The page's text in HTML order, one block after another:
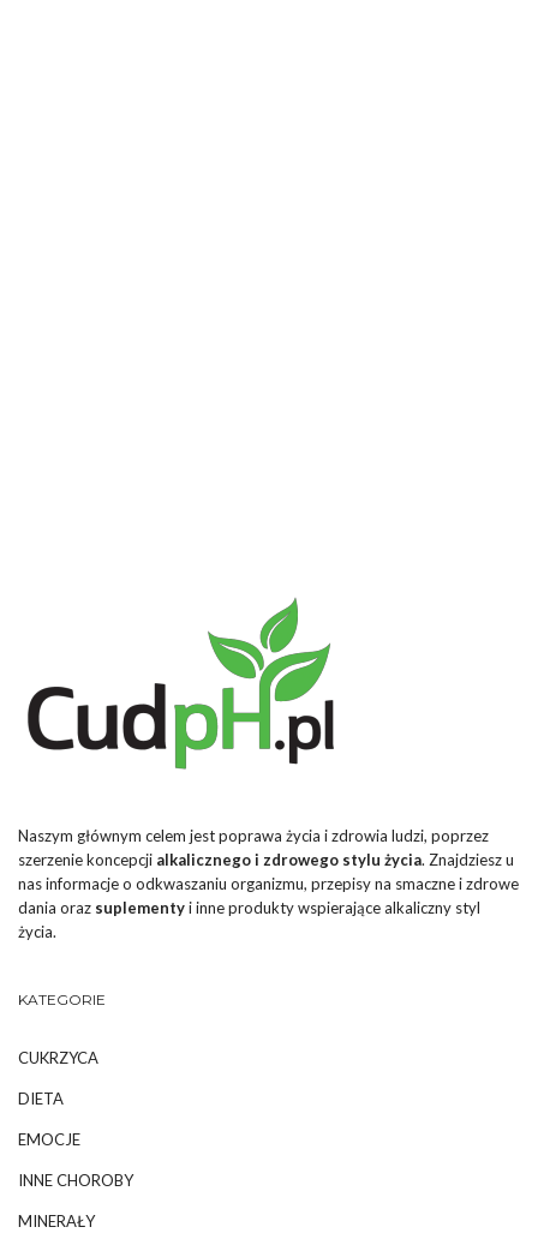
Naszym głównym celem jest poprawa życia i zdrowia ludzi, poprzez
szerzenie koncepcji alkalicznego i zdrowego stylu życia. Znajdziesz u
nas informacje o odkwaszaniu organizmu, przepisy na smaczne i zdrowe
dania oraz suplementyi inne produkty wspierające alkaliczny styl
życia.
KATEGORIE
CUKRZYCA
DIETA
EMOCJE
INNE CHOROBY
MINERAŁY